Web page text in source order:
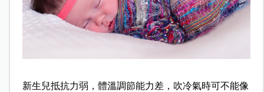
新生兒抵抗力弱，體溫調節能力差，吹冷氣時可不能像